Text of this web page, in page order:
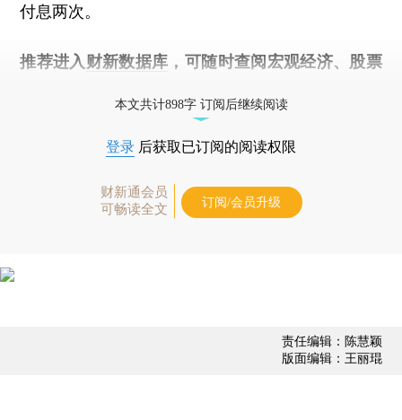
付息两次。
推荐进入 财新数据库 ，可随时查阅宏观经济、股票
本文共计898字 订阅后继续阅读
登录 后获取已订阅的阅读权限
财新通会员
可畅读全文
订阅/会员升级
责任编辑：陈慧颖
版面编辑：王丽琨